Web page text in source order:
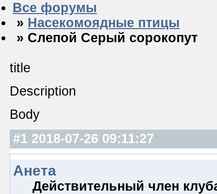
Все форумы
» Насекомоядные птицы
» Слепой Серый сорокопут
title
Description
Body
#1 2018-07-26 09:11:27
Анета
Действительный член